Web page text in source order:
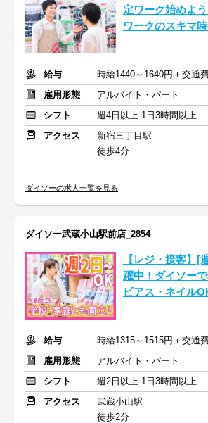
定ワーク始めよ
ワークのスキマ
給与
時給1440～1640円＋交通
雇用形態
アルバイト・パート
シフト
週4日以上 1日3時間以上
アクセス
新宿三丁目駅
徒歩4分
ダイソーの求人一覧を見る
ダイソー武蔵小山駅前店_2854
【レジ・接客】[
躍中！ダイソー
ピアス・ネイル
給与
時給1315～1515円＋交通
雇用形態
アルバイト・パート
シフト
週2日以上 1日3時間以上
アクセス
武蔵小山駅
徒歩2分